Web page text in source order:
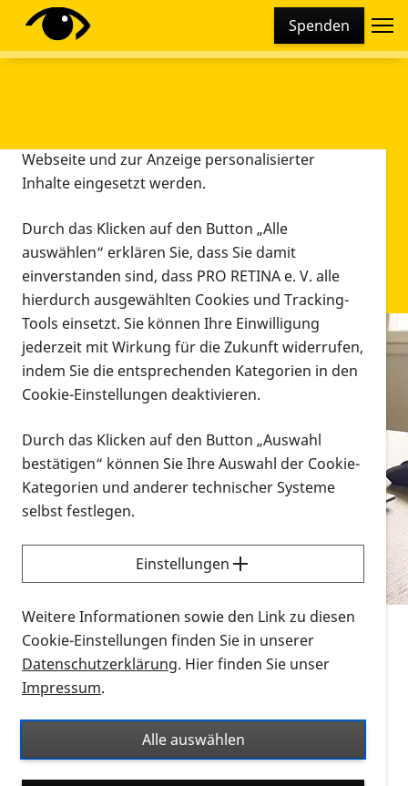
Spenden
Infomaterial
Infomaterial
Vorlesen
Alle Infomaterialien in verschiedenen
Formaten an einem Ort
Sie möchten wissen, wie Sie nach Infonmaterial
suchen und dieses bestellen bzw. herunterladen
können? Schauen Sie sich dieErklärvideos zum
Thema Infomaterial auf der PRO RETINA-Website
für blinde und sehbehinderte Menschen an.
Auf dieser Seite finden Sie sämtliches Infomaterial
Ort. Nutzen Sie den Formatfilter, um ausschließlich
nach Flyern und Broschüren, Audios oder Videos zu
suchen. Die meisten Flyer und Broschüren werden in
Diese Webseite setzt verschiedene Cookies und
Tracking-Tools ein. Dies beinhaltet Cookies und
Webseite und zur Anzeige personalisierter
Inhalte eingesetzt werden.
Durch das Klicken auf den Button „Alle
auswählen“ erklären Sie, dass Sie damit
einverstanden sind, dass PRO RETINA e. V. alle
hierdurch ausgewählten Cookies und Tracking-
Tools einsetzt. Sie können Ihre Einwilligung
jederzeit mit Wirkung für die Zukunft widerrufen,
indem Sie die entsprechenden Kategorien in den
Cookie-Einstellungen deaktivieren.
Durch das Klicken auf den Button „Auswahl
bestätigen“ können Sie Ihre Auswahl der Cookie-
Kategorien und anderer technischer Systeme
selbst festlegen.
Einstellungen
Weitere Informationen sowie den Link zu diesen
Cookie-Einstellungen finden Sie in unserer
Datenschutzerklärung. Hier finden Sie unser
Impressum.
Alle auswählen